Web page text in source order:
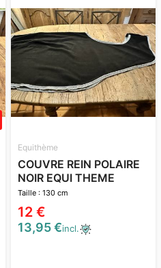
Equithème
COUVRE REIN POLAIRE
NOIR EQUI THEME
Taille : 130 cm
12 €
13,95 €incl.